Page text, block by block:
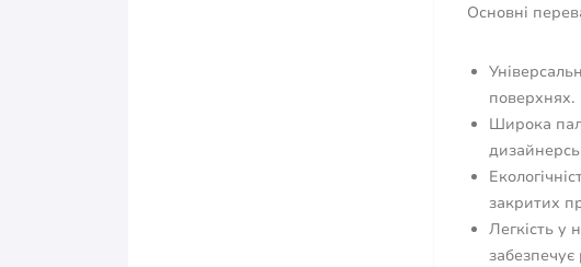
Основні
поверхнях.
Широка
закритих
Легкість у